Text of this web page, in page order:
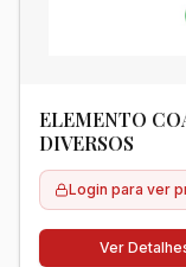
ELEMENTO
DIVERSOS
Login para ver
Ver